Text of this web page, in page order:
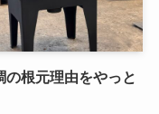
の根元理由をやっと